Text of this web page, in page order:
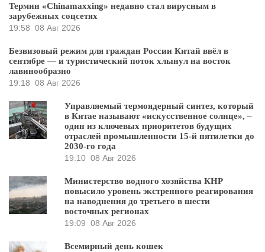
Термин «Chinamaxxing» недавно стал вирусным в
зарубежных соцсетях
19:58 08 Авг 2026
Безвизовый режим для граждан России Китай ввёл в
сентябре — и туристический поток хлынул на восток
лавинообразно
19:18 08 Авг 2026
Управляемый термоядерный синтез, который
в Китае называют «искусственное солнце», –
один из ключевых приоритетов будущих
отраслей промышленности 15-й пятилетки до
2030-го года
19:10 08 Авг 2026
Министерство водного хозяйства КНР
повысило уровень экстренного реагирования
на наводнения до третьего в шести
восточных регионах
19:09 08 Авг 2026
Всемирный день кошек